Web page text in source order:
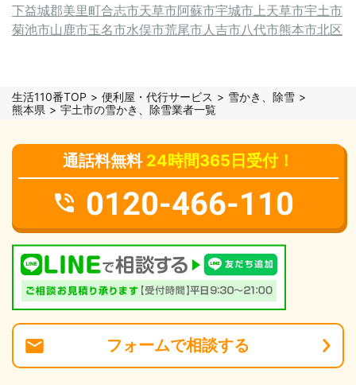
下益城郡美里町合志市天草市阿蘇市宇城市 上天草市宇土市
菊池市山鹿市玉名市水俣市荒尾市 人吉市八代市熊本市北区
生活110番TOP 便利屋・代行サービス
雪かき、除雪
熊本県
宇土市の雪かき、除雪業者一覧
通話料無料 24時間365日受付！
0120-466-110
フォームで相談する